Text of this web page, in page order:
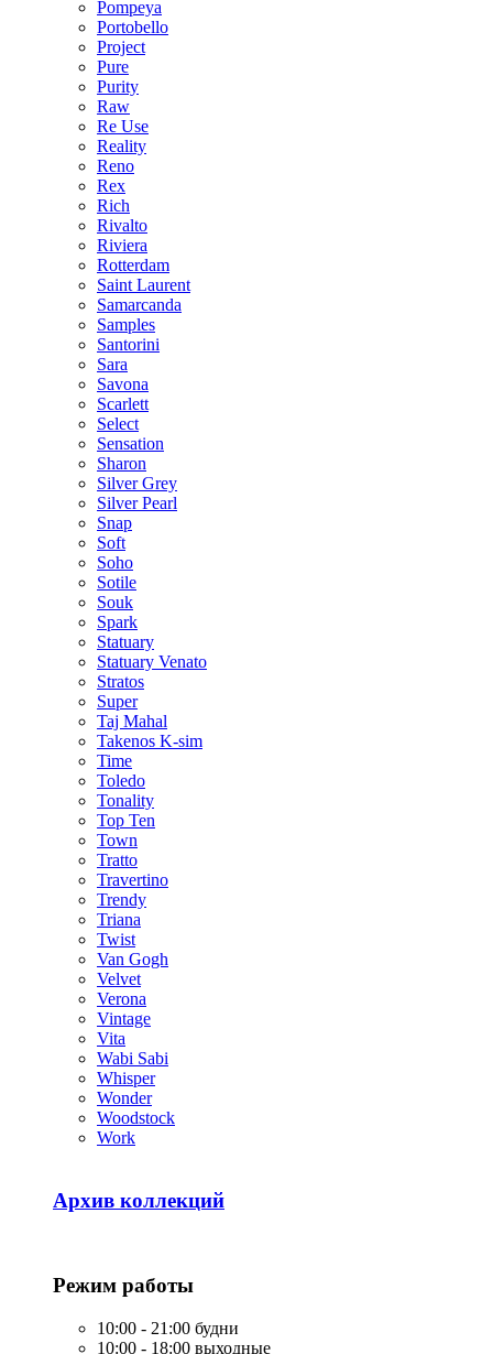
Pompeya
Portobello
Project
Pure
Purity
Raw
Re Use
Reality
Reno
Rex
Rich
Rivalto
Riviera
Rotterdam
Saint Laurent
Samarcanda
Samples
Santorini
Sara
Savona
Scarlett
Select
Sensation
Sharon
Silver Grey
Silver Pearl
Snap
Soft
Soho
Sotile
Souk
Spark
Statuary
Statuary Venato
Stratos
Super
Taj Mahal
Takenos K-sim
Time
Toledo
Tonality
Top Ten
Town
Tratto
Travertino
Trendy
Triana
Twist
Van Gogh
Velvet
Verona
Vintage
Vita
Wabi Sabi
Whisper
Wonder
Woodstock
Work
Архив коллекций
Режим работы
10:00 - 21:00 будни
10:00 - 18:00 выходные